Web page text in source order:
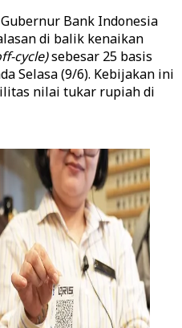
Bank Indonesia
di balik kenaikan
cycle)sebesar 25 basis
Selasa (9/6). Kebijakan ini
nilai tukar rupiah di